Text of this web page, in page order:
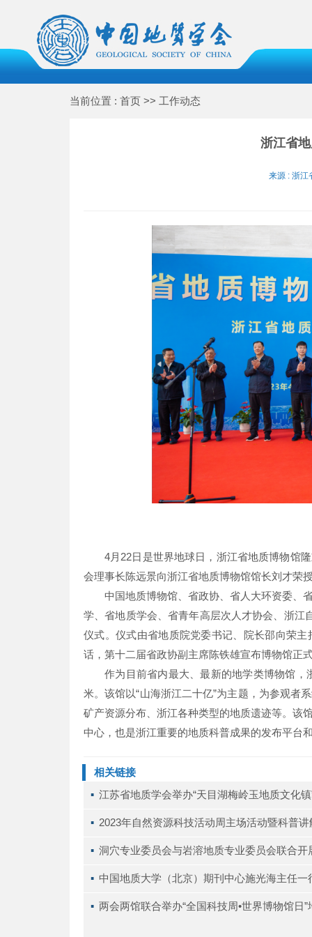
当前位置 : 首页 >> 工作动态
浙江省
来源 : 浙
4月22日是世界地球日，浙江省地质博物馆
会理事长陈远景向浙江省地质博物馆馆长刘才荣
中国地质博物馆、省政协、省人大环资委、
学、省地质学会、省青年高层次人才协会、浙江
仪式。仪式由省地质院党委书记、院长邵向荣
话，第十二届省政协副主席陈铁雄宣布博物馆正
作为目前省内最大、最新的地学类博物馆
米。该馆以“山海浙江二十亿”为主题，为参观者
矿产资源分布、浙江各种类型的地质遗迹等。该
中心，也是浙江重要的地质科普成果的发布平台
相关链接
▪ 江苏省地质学会举办“天目湖梅岭玉地质文化
▪ 2023年自然资源科技活动周主场活动暨科普
▪ 洞穴专业委员会与岩溶地质专业委员会联合
▪ 中国地质大学（北京）期刊中心施光海主任
▪ 两会两馆联合举办“全国科技周•世界博物馆日